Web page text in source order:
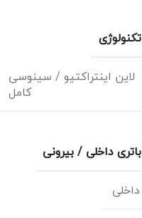
تکنولوژی
لاین اینتراکتیو / سینوسی
کامل
باتری داخلی / بیرونی
داخلی